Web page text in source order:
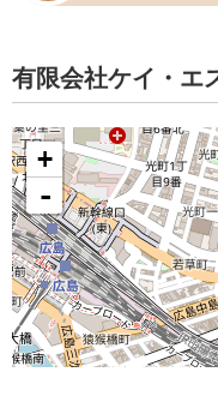
有限会社ケイ・エ
+
-